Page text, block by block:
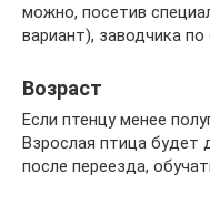
можно, посетив
вариант), заводчика
Возраст
Если птенцу менее
Взрослая птица будет
после переезда,